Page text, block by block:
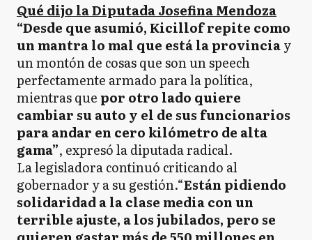
Qué dijo la Diputada Josefina Mendoza
“Desde que asumió, Kicillof repite como
un mantra lo mal que está la provinciay
un montón de cosas que son un speech
perfectamente armado para la política,
mientras que por otro lado quiere
cambiar su auto y el de sus funcionarios
para andar en cero kilómetro de alta
gama”, expresó la diputada radical.
La legisladora continuó criticando al
gobernador y a su gestión.“Están pidiendo
solidaridad a la clase media con un
terrible ajuste, a los jubilados, pero se